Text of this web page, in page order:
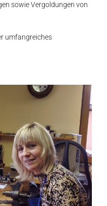
sowie Vergoldungen von
umfangreiches